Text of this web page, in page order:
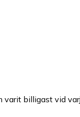
billigast vid